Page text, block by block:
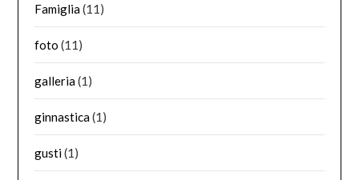
Famiglia(11)
foto (11)
galleria(1)
ginnastica(1)
gusti(1)